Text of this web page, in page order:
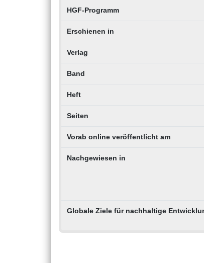
HGF-Programm
Erschienen in
Verlag
Band
Heft
Seiten
Vorab online veröffentlicht am
Nachgewiesen in
Globale Ziele für nachhaltige